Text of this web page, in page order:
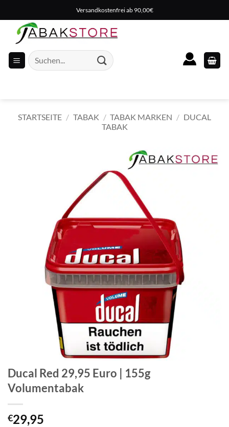
Inhalt
springen
Versandkostenfrei ab 90,00€
Suche
nach:
STARTSEITE / TABAK / TABAK MARKEN / DUCAL
TABAK
Ducal Red 29,95 Euro | 155g
Volumentabak
€29,95